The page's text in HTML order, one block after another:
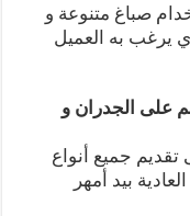
صباغ متنوعة و
يرغب به العميل
على الجدران و
جميع أنواع
بيد أمهر